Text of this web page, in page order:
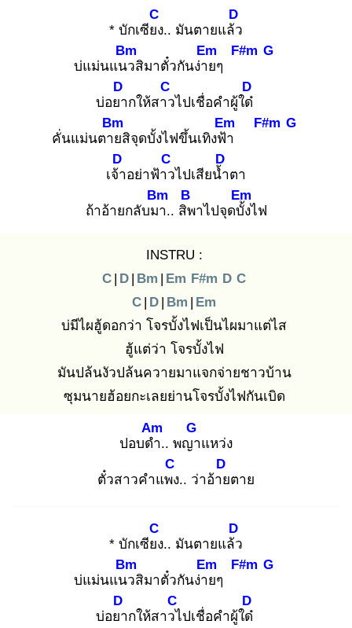
* บักเซียง
C
.. มันตายแล้ว
D
บ่แม่นแนว
Bm
สิมาตั๋วกันง่าย
Em
ๆ
F#m G
บ่อยา
D
กให้สาว
C
ไปเชื่อคำผู้ใด๋
D
คั่นแม่นตาย
Bm
สิจุดบั้งไฟขึ้นเทิงฟ้า
Em F#m G
เจ้า
D
อย่าฟ้าว
C
ไปเสียน้ำ
D
ตา
ถ้าอ้ายกลับมา
Bm
.. สิพ
B
าไปจุดบั้ง
Em
ไฟ
INSTRU :
C | D | Bm | Em F#m D C
C | D | Bm | Em
บ่มีไผฮู้ดอกว่า โจรบั้งไฟเป็นไผมาแต่ไส
ฮู้แต่ว่า โจรบั้งไฟ
มันปล้นงัวปล้นควายมาแจกจ่ายชาวบ้าน
ซุมนายฮ้อยกะเลยย่านโจรบั้งไฟกันเบิด
ปอบดำ
Am
.. พญา
G
แหว่ง
ตั๋วสาวคำแพง
C
.. ว่าอ้าย
D
ตาย
* บักเซียง
C
.. มันตายแล้ว
D
บ่แม่นแนว
Bm
สิมาตั๋วกันง่าย
Em
ๆ
F#m G
บ่อยา
D
กให้สาวไ
C
ปเชื่อคำผู้ใด๋
D